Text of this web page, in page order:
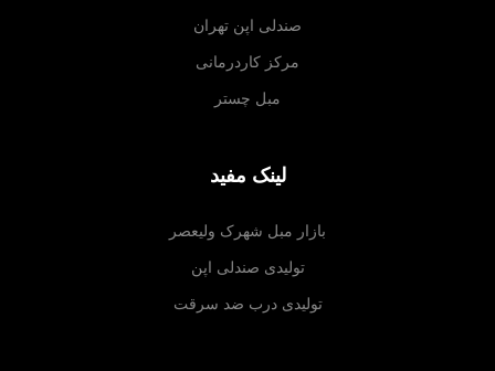
صندلی اپن تهران
مرکز کاردرمانی
مبل چستر
لینک مفید
بازار مبل شهرک ولیعصر
تولیدی صندلی اپن
تولیدی درب ضد سرقت